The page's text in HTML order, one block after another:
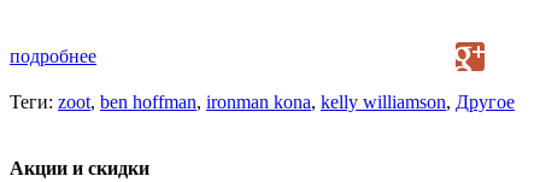
подробнее
Теги: zoot, ben hoffman, ironman kona, kelly williamson, Другое
Акции и скидки